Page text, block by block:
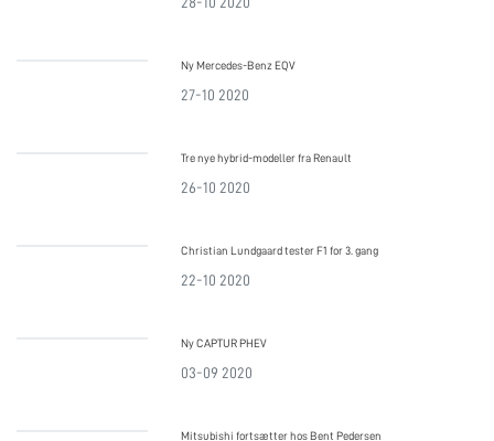
Ny Mercedes-Benz EQV
27-10 2020
Tre nye hybrid-modeller fra Renault
26-10 2020
Christian Lundgaard tester F1 for 3. gang
22-10 2020
Ny CAPTUR PHEV
03-09 2020
Mitsubishi fortsætter hos Bent Pedersen